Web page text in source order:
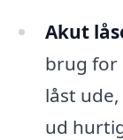
Akut
brug for
låst
ud